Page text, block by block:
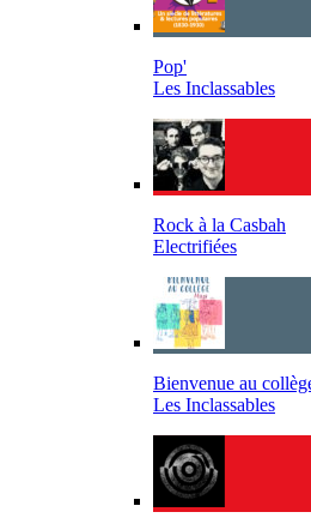
Pop'
Les Inclassables
Rock à la Casbah
Electrifiées
Bienvenue au
Les Inclassables